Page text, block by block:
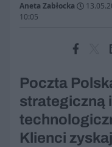
Aneta Zabłocka
10:05
Poczta
strategiczną
Klienci